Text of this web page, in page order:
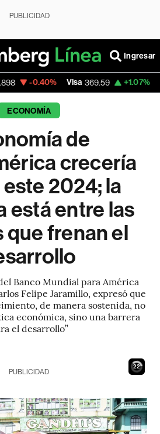
PUBLICIDAD
Ingresar
Visa 369.59 +1.07% MercadoLibre
ECONOMÍA
de
crecería
2024; la
está entre las
que frenan el
Banco Mundial para América
Felipe Jaramillo, expresó que
de manera sostenida, no
económica, sino una barrera
el desarrollo”
21
PUBLICIDAD